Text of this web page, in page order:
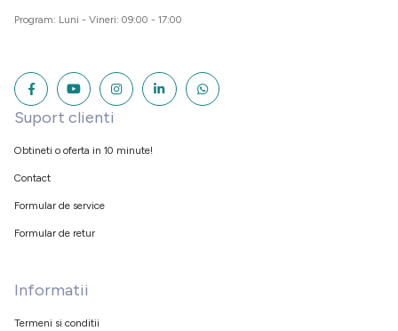
Program: Luni - Vineri: 09:00 - 17:00
Suport clienti
Obtineti o oferta in 10 minute!
Contact
Formular de service
Formular de retur
Informatii
Termeni si conditii